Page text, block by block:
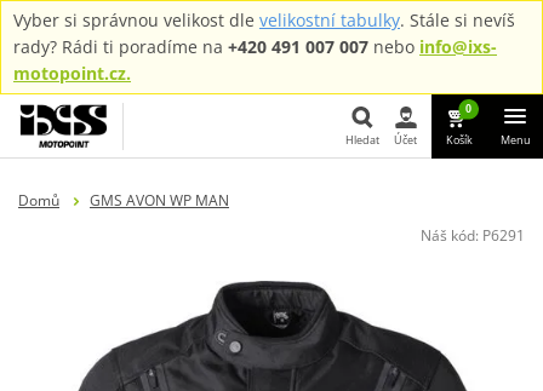
Vyber si správnou velikost dle velikostní tabulky. Stále si nevíš
rady? Rádi ti poradíme na +420 491 007 007 nebo info@ixs-
motopoint.cz.
Hledat Účet
0
Košík Menu
Domů
GMS AVON WP MAN
Náš kód: P6291